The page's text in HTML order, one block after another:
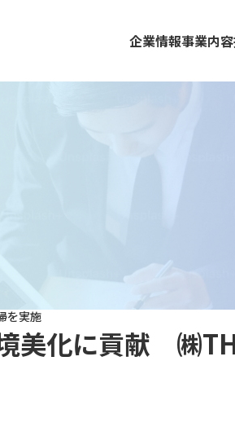
企業情報事業内容
を実施
美化に貢献 ㈱